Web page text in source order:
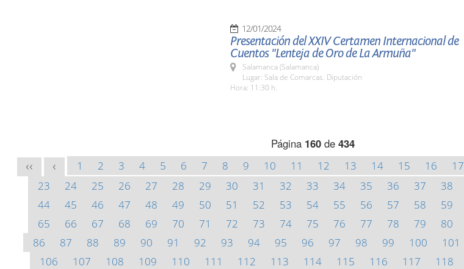
12/01/2024
Presentación del XXIV Certamen Internacional de
Cuentos "Lenteja de Oro de La Armuña"
Salamanca (Salamanca)
Lugar: Sala de Comarcas. Diputación
Hora: 11:30 h.
Página 160de 434
<< < 1 2 3 4 5 6 7 8 9 10 11 12 13 14 15 16 17
23
24 25 26 27 28 29 30 31 32 33 34 35 36 37 38
44
45 46 47 48 49 50 51 52 53 54 55 56 57 58 59
65
66 67 68 69 70 71 72 73 74 75 76 77 78 79 80
86
87 88 89 90 91 92 93 94 95 96 97 98 99 100 101
106
107 108 109 110 111 112 113 114 115 116 117 118